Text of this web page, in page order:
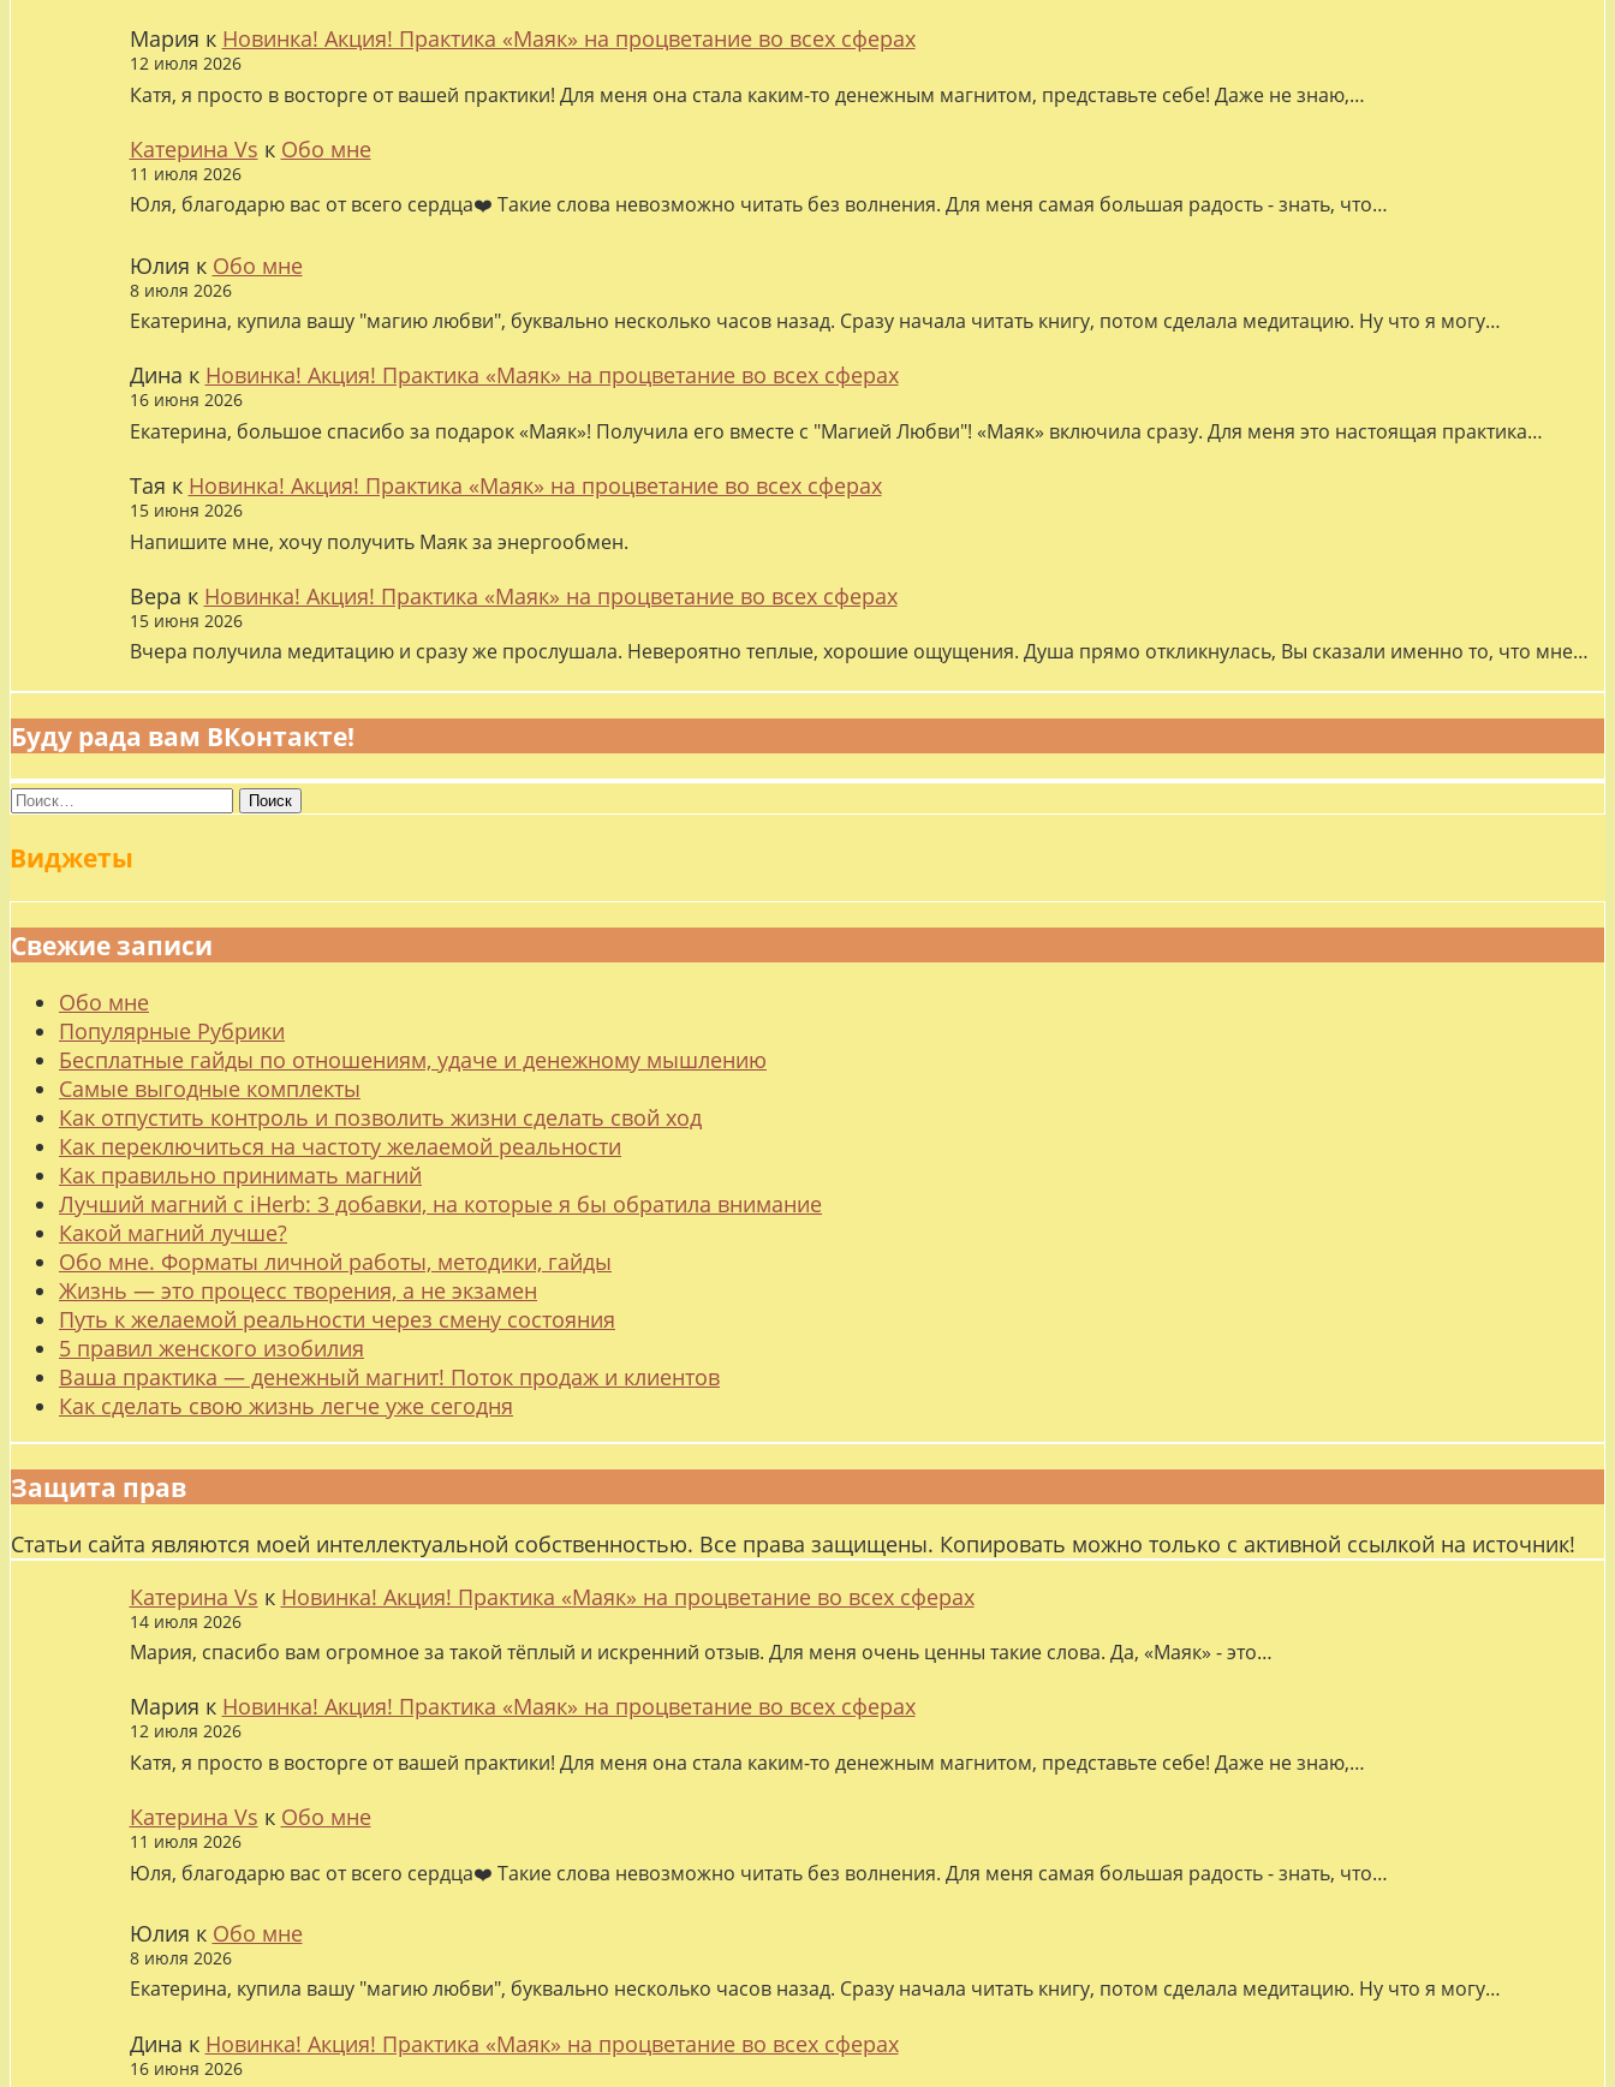
Мария к Новинка! Акция! Практика «Маяк» на процветание во всех сферах
12 июля 2026
Катя, я просто в восторге от вашей практики! Для меня она стала каким-то денежным магнитом, представьте себе! Даже не знаю,…
Катерина Vs к Обо мне
11 июля 2026
Юля, благодарю вас от всего сердца❤️ Такие слова невозможно читать без волнения. Для меня самая большая радость - знать, что…
Юлия к Обо мне
8 июля 2026
Екатерина, купила вашу "магию любви", буквально несколько часов назад. Сразу начала читать книгу, потом сделала медитацию. Ну что я могу…
Дина к Новинка! Акция! Практика «Маяк» на процветание во всех сферах
16 июня 2026
Екатерина, большое спасибо за подарок «Маяк»! Получила его вместе с "Магией Любви"! «Маяк» включила сразу. Для меня это настоящая практика…
Тая к Новинка! Акция! Практика «Маяк» на процветание во всех сферах
15 июня 2026
Напишите мне, хочу получить Маяк за энергообмен.
Вера к Новинка! Акция! Практика «Маяк» на процветание во всех сферах
15 июня 2026
Вчера получила медитацию и сразу же прослушала. Невероятно теплые, хорошие ощущения. Душа прямо откликнулась, Вы сказали именно то, что мне…
Буду рада вам ВКонтакте!
Найти:
Виджеты
Свежие записи
Обо мне
Популярные Рубрики
Бесплатные гайды по отношениям, удаче и денежному мышлению
Самые выгодные комплекты
Как отпустить контроль и позволить жизни сделать свой ход
Как переключиться на частоту желаемой реальности
Как правильно принимать магний
Лучший магний с iHerb: 3 добавки, на которые я бы обратила внимание
Какой магний лучше?
Обо мне. Форматы личной работы, методики, гайды
Жизнь — это процесс творения, а не экзамен
Путь к желаемой реальности через смену состояния
5 правил женского изобилия
Ваша практика — денежный магнит! Поток продаж и клиентов
Как сделать свою жизнь легче уже сегодня
Защита прав
Статьи сайта являются моей интеллектуальной собственностью. Все права защищены. Копировать можно только с активной ссылкой на источник!
Катерина Vs к Новинка! Акция! Практика «Маяк» на процветание во всех сферах
14 июля 2026
Мария, спасибо вам огромное за такой тёплый и искренний отзыв. Для меня очень ценны такие слова. Да, «Маяк» - это…
Мария к Новинка! Акция! Практика «Маяк» на процветание во всех сферах
12 июля 2026
Катя, я просто в восторге от вашей практики! Для меня она стала каким-то денежным магнитом, представьте себе! Даже не знаю,…
Катерина Vs к Обо мне
11 июля 2026
Юля, благодарю вас от всего сердца❤️ Такие слова невозможно читать без волнения. Для меня самая большая радость - знать, что…
Юлия к Обо мне
8 июля 2026
Екатерина, купила вашу "магию любви", буквально несколько часов назад. Сразу начала читать книгу, потом сделала медитацию. Ну что я могу…
Дина к Новинка! Акция! Практика «Маяк» на процветание во всех сферах
16 июня 2026